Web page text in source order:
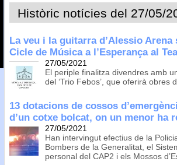
Històric notícies del 27/05/
La veu i la guitarra d’Alessio
Cicle de Música a l’Esperança al
27/05/2021
El periple finalitza divendres amb
del ‘Trio Febos’, que oferirà obres
13 dotacions de cossos
d’un cotxe bolcat, on un menor ha
27/05/2021
Han intervingut efectius de la
Bombers de la Generalitat, el
personal del CAP2 i els Mossos